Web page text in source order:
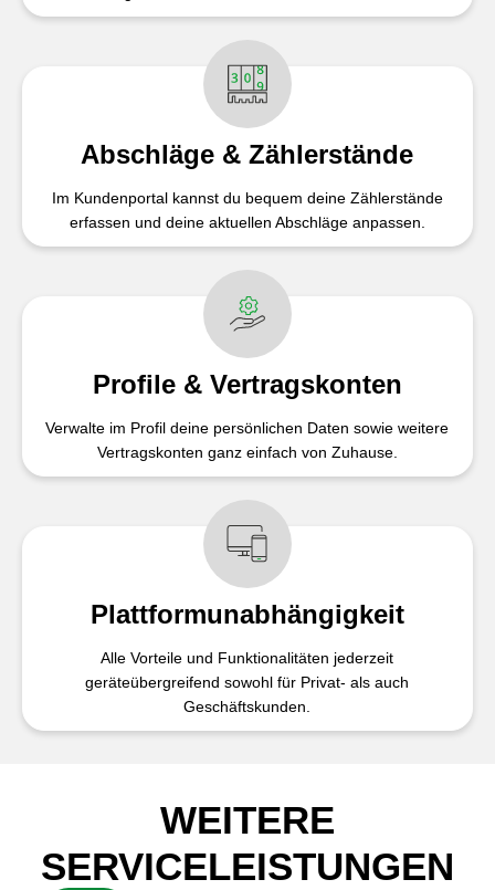
Abschläge & Zählerstände
Im Kundenportal kannst du bequem deine Zählerstände
erfassen und deine aktuellen Abschläge anpassen.
Profile & Vertragskonten
Verwalte im Profil deine persönlichen Daten sowie weitere
Vertragskonten ganz einfach von Zuhause.
Plattformunabhängigkeit
Alle Vorteile und Funktionalitäten jederzeit
geräteübergreifend sowohl für Privat- als auch
Geschäftskunden.
WEITERE
SERVICELEISTUNGEN